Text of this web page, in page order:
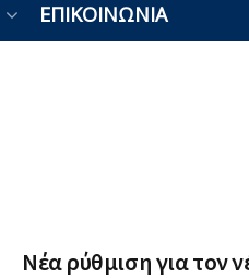
ΕΠΙΚΟΙΝΩΝΊΑ
Νέα ρύθμιση για τον